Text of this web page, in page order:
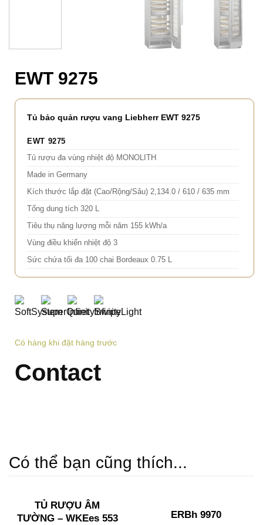
EWT 9275
Tủ bảo quản rượu vang Liebherr EWT 9275
EWT 9275
Tủ rượu đa vùng nhiệt độ MONOLITH
Made in Germany
Kích thước lắp đặt (Cao/Rộng/Sâu) 2,134.0 / 610 / 635 mm
Tổng dung tích 320 L
Tiêu thụ năng lượng mỗi năm 155 kWh/a
Vùng điều khiển nhiệt độ 3
Sức chứa tối đa 100 chai Bordeaux 0.75 L
Có hàng khi đặt hàng trước
Contact
Có thể bạn cũng thích...
TỦ RƯỢU ÂM
TƯỜNG – WKEes 553
ERBh 9970